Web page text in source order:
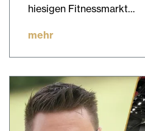
hiesigen Fitnessmarkt…
mehr